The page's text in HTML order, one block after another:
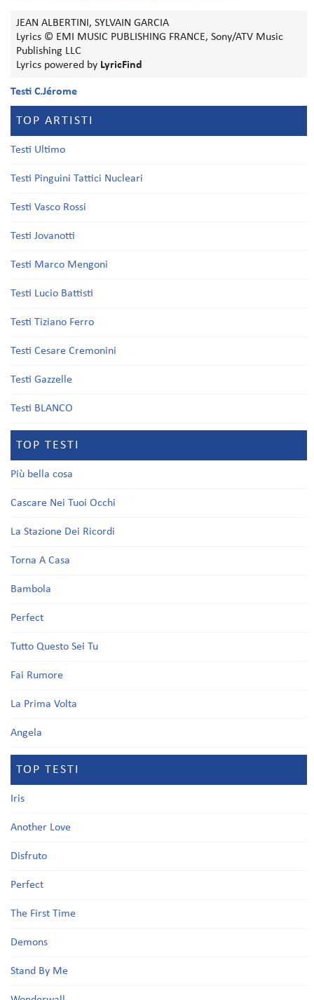
JEAN ALBERTINI, SYLVAIN GARCIA
Lyrics © EMI MUSIC PUBLISHING FRANCE, Sony/ATV Music
Publishing LLC
Lyrics powered by LyricFind
Testi C.Jérome
TOP ARTISTI
Testi Ultimo
Testi Pinguini Tattici Nucleari
Testi Vasco Rossi
Testi Jovanotti
Testi Marco Mengoni
Testi Lucio Battisti
Testi Tiziano Ferro
Testi Cesare Cremonini
Testi Gazzelle
Testi BLANCO
TOP TESTI
Più bella cosa
Cascare Nei Tuoi Occhi
La Stazione Dei Ricordi
Torna A Casa
Bambola
Perfect
Tutto Questo Sei Tu
Fai Rumore
La Prima Volta
Angela
TOP TESTI
Iris
Another Love
Disfruto
Perfect
The First Time
Demons
Stand By Me